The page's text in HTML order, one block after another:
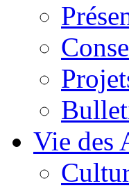
Vie des